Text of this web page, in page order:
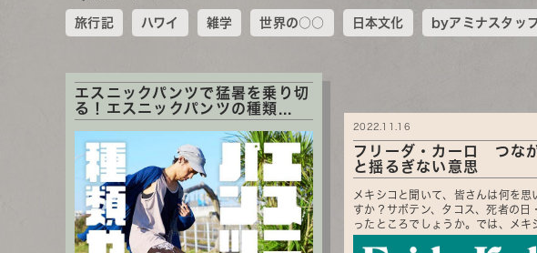
旅行記 ハワイ 雑学 世界の○○ 日本文化 byアミナスタッ
エスニックパンツで猛暑を乗り切
る！エスニックパンツの種類...
フリーダ・カーロ つな
と揺るぎない意思
メキシコと聞いて、皆さんは何を思
すか？サボテン、タコス、死者の日
ったところでしょうか。では、メキ
2022.11.16